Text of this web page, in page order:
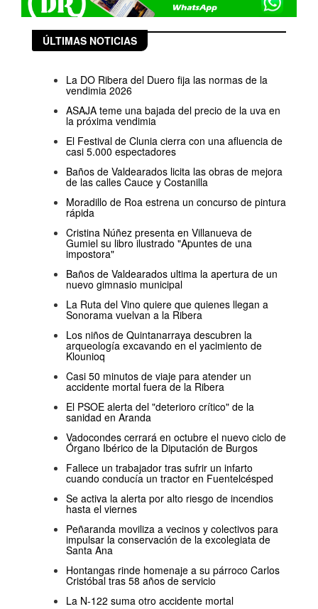
ÚLTIMAS NOTICIAS
La DO Ribera del Duero fija las normas de la
vendimia 2026
ASAJA teme una bajada del precio de la uva en
la próxima vendimia
El Festival de Clunia cierra con una afluencia de
casi 5.000 espectadores
Baños de Valdearados licita las obras de mejora
de las calles Cauce y Costanilla
Moradillo de Roa estrena un concurso de pintura
rápida
Cristina Núñez presenta en Villanueva de
Gumiel su libro ilustrado "Apuntes de una
impostora"
Baños de Valdearados ultima la apertura de un
nuevo gimnasio municipal
La Ruta del Vino quiere que quienes llegan a
Sonorama vuelvan a la Ribera
Los niños de Quintanarraya descubren la
arqueología excavando en el yacimiento de
Klounioq
Casi 50 minutos de viaje para atender un
accidente mortal fuera de la Ribera
El PSOE alerta del "deterioro crítico" de la
sanidad en Aranda
Vadocondes cerrará en octubre el nuevo ciclo de
Órgano Ibérico de la Diputación de Burgos
Fallece un trabajador tras sufrir un infarto
cuando conducía un tractor en Fuentelcésped
Se activa la alerta por alto riesgo de incendios
hasta el viernes
Peñaranda moviliza a vecinos y colectivos para
impulsar la conservación de la excolegiata de
Santa Ana
Hontangas rinde homenaje a su párroco Carlos
Cristóbal tras 58 años de servicio
La N-122 suma otro accidente mortal